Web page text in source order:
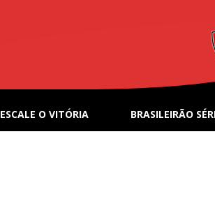
ESCALE O VITÓRIA BRASILEIRÃO